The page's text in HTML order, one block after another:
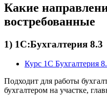
Какие
востребованные
1) 1С:Бухгалтерия 8.3
Курс 1С Бухгалтерия
Подходит для работы
бухгалтером на участке,